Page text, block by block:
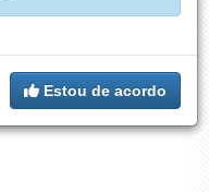
Estou de acordo